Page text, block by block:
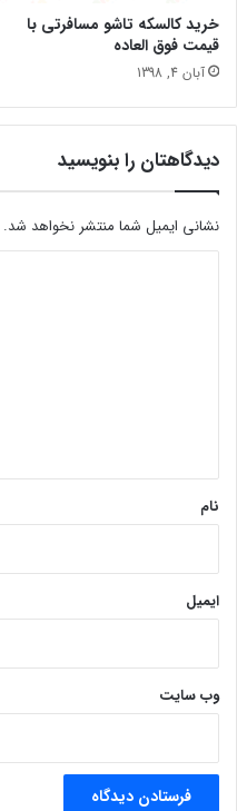
خرید کالسکه تاشو مسافرتی با
قیمت فوق العاده
آبان 4, 1398
دیدگاهتان را بنویسید
نشانی ایمیل شما منتشر نخواهد شد.
نام
ایمیل
وب‌ سایت